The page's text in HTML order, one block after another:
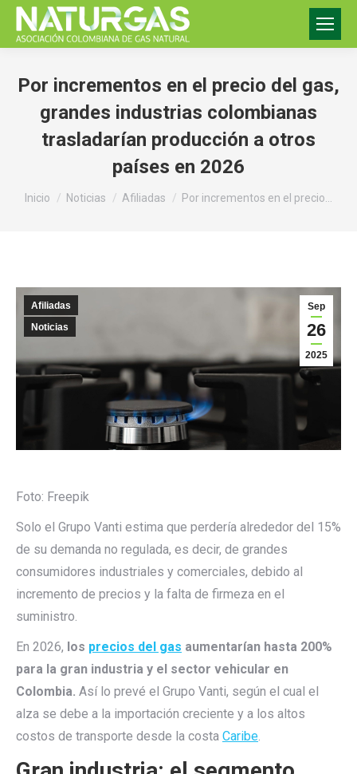
Por incrementos en el precio del gas,
grandes industrias colombianas
trasladarían producción a otros
países en 2026
Estás aquí:
Inicio Noticias Afiliadas Por incrementos en el precio…
Sep
26
2025
Afiliadas
Noticias
Foto: Freepik
Solo el Grupo Vanti estima que perdería alrededor del 15%
de su demanda no regulada, es decir, de grandes
consumidores industriales y comerciales, debido al
incremento de precios y la falta de firmeza en el
suministro.
En 2026, los precios del gas aumentarían hasta 200%
para la gran industria y el sector vehicular en
Colombia. Así lo prevé el Grupo Vanti, según el cual el
alza se debe a la importación creciente y a los altos
costos de transporte desde la costa Caribe.